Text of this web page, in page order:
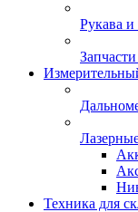
Рукава
Техника для